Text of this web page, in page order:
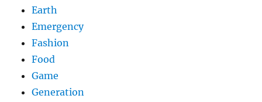
Earth
Emergency
Fashion
Food
Game
Generation